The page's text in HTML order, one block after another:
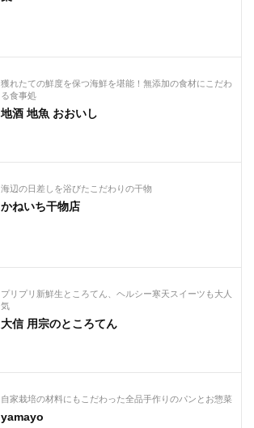
獲れたての鮮度を保つ海鮮を堪能！無添加の食材にこだわ
る食事処
地酒 地魚 おおいし
海辺の日差しを浴びたこだわりの干物
かねいち干物店
プリプリ新鮮生ところてん、ヘルシー寒天スイーツも大人
気
大信 用宗のところてん
自家栽培の材料にもこだわった全品手作りのパンとお惣菜
yamayo